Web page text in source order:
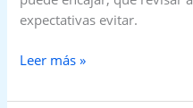
expectativas evitar.
Leer más »